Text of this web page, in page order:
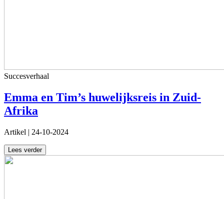
Succesverhaal
Emma en Tim’s huwelijksreis in Zuid-
Afrika
Artikel | 24-10-2024
Lees verder